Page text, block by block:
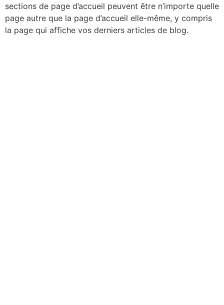
sections de page d’accueil peuvent être n’importe quelle
page autre que la page d’accueil elle-même, y compris
la page qui affiche vos derniers articles de blog.